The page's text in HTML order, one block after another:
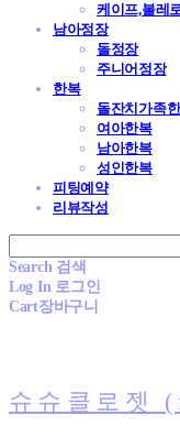
케이프,볼레
남아정장
돌정장
주니어정장
한복
돌잔치가족
여아한복
남아한복
성인한복
피팅예약
리뷰작성
Search 검색
Log In 로그인
Cart장바구니
슈슈클로젯